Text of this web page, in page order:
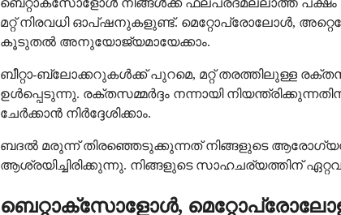
മറ്റ് നിരവധി ഓപ്ഷനുകളുണ്ട്. മെറ്റോപ്രോലോൾ,
കൂടുതൽ അനുയോജ്യമായേക്കാം.
ബീറ്റാ-ബ്ലോക്കറുകൾക്ക് പുറമെ, മറ്റ് തരത്തിലുള്ള
ഉൾപ്പെടുന്നു. രക്തസമ്മർദ്ദം നന്നായി
ചേർക്കാൻ നിർദ്ദേശിക്കാം.
ബദൽ മരുന്ന് തിരഞ്ഞെടുക്കുന്നത് നിങ്ങളുടെ
ആശ്രയിച്ചിരിക്കുന്നു. നിങ്ങളുടെ സാഹചര്യത്തിന്
ബെറ്റാക്സോളോൾ,